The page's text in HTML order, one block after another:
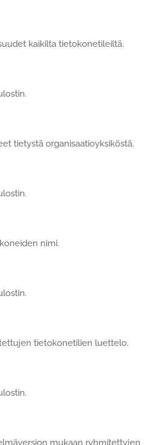
kaikilta tietokonetileiltä.
tietystä organisaatioyksiköstä.
nimi.
tietokonetilien luettelo.
mukaan ryhmitettyjen